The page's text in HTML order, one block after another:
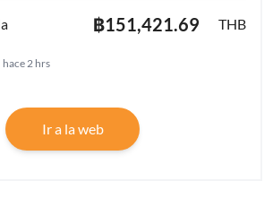
฿151,421.69 THB
hace 2 hrs
Ir a la web